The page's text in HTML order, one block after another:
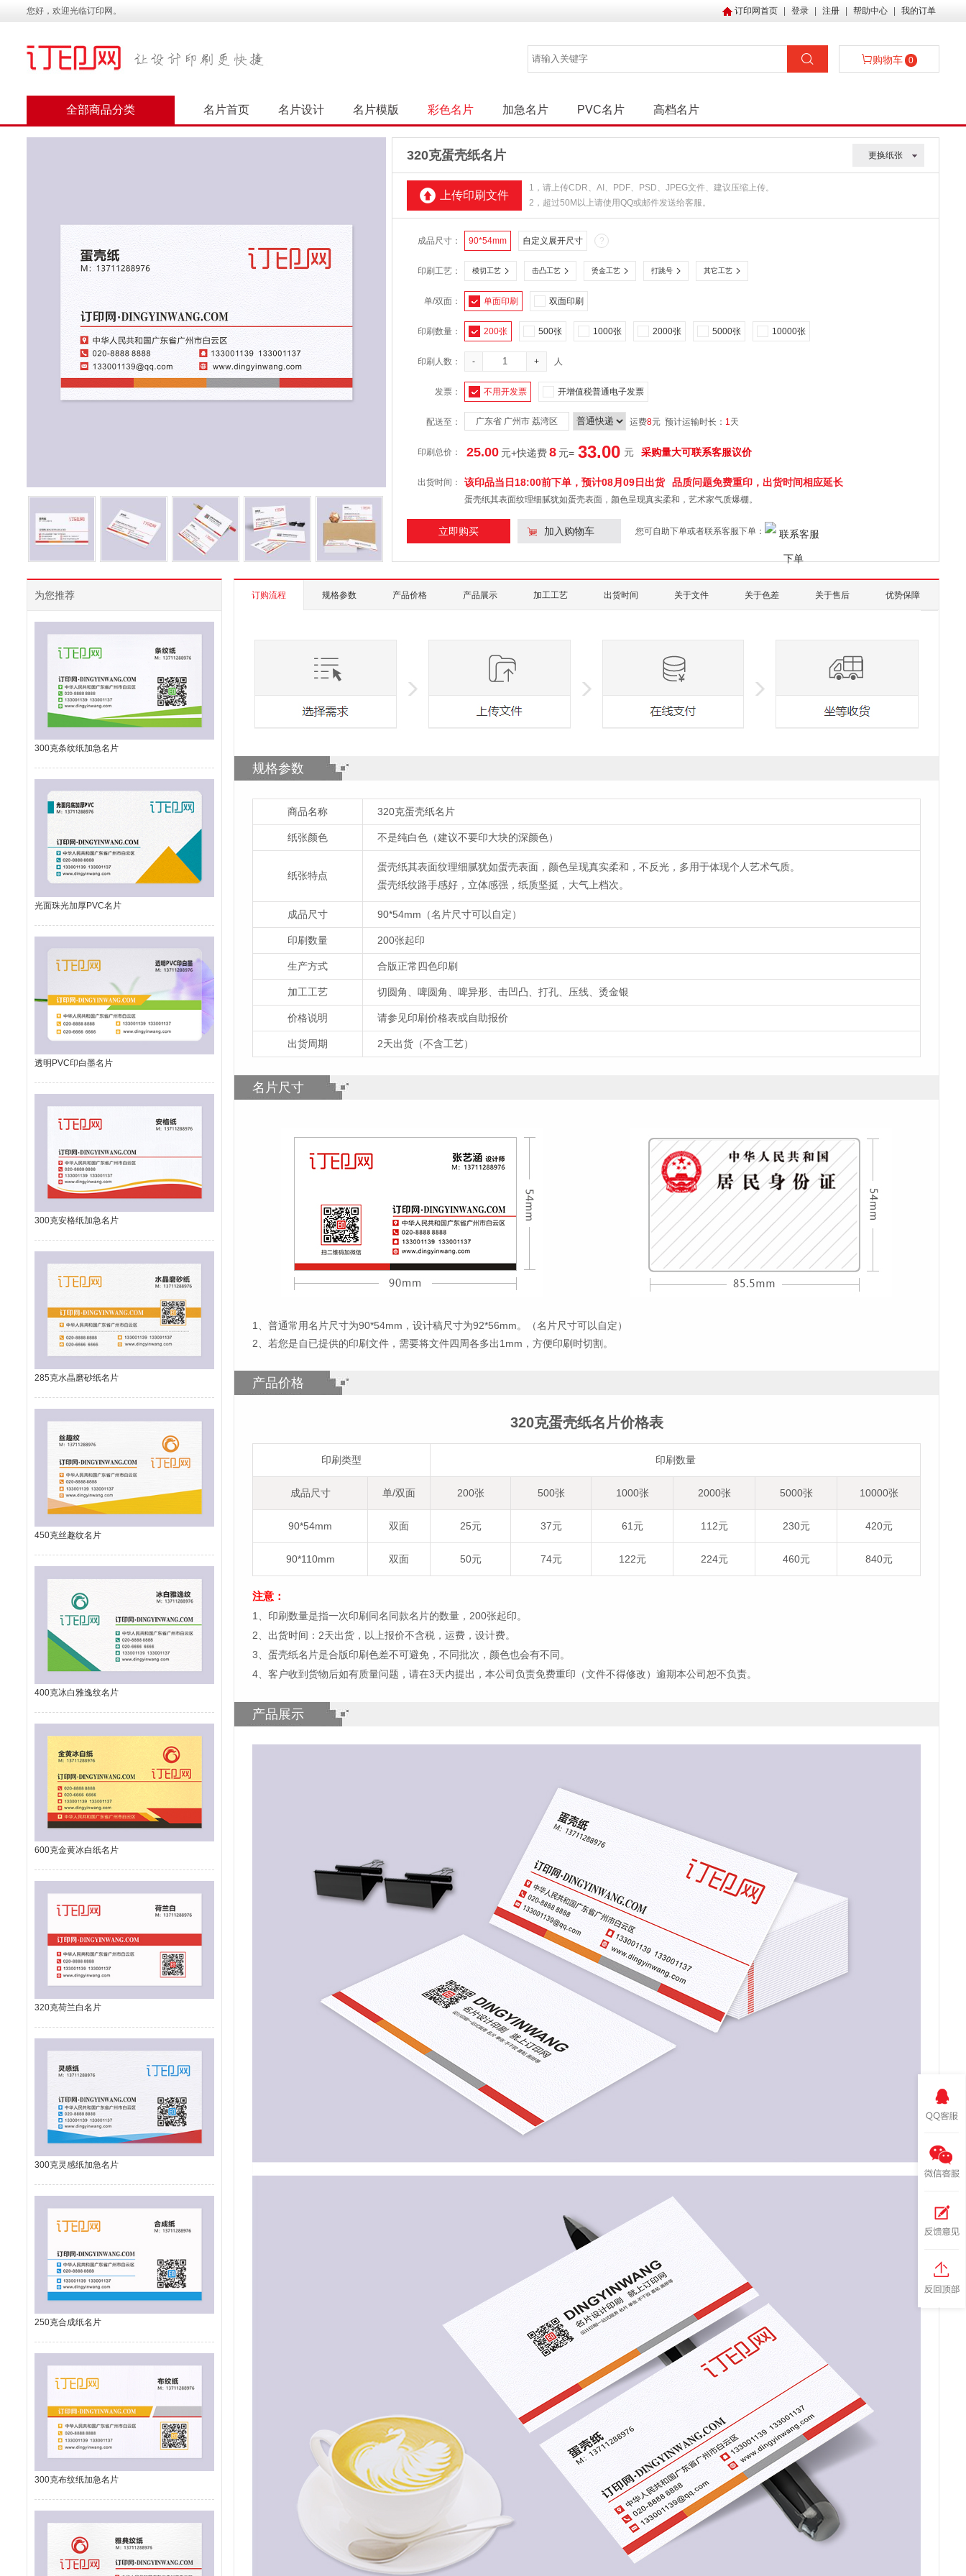
您好，欢迎光临订印网。 订印网首页 登录 注册 帮助中心 我的订单
购物车 0
全部商品分类 名片首页 名片设计 名片模版 彩色名片 加急名片 PVC名片 高档名片
320克蛋壳纸名片 更换纸张
上传印刷文件
1，请上传CDR、AI、PDF、PSD、JPEG文件、建议压缩上传。
2，超过50M以上请使用QQ或邮件发送给客服。
成品尺寸： 90*54mm 自定义展开尺寸 ?
印刷工艺： 模切工艺 击凸工艺 烫金工艺 打跳号 其它工艺
单/双面： 单面印刷 双面印刷
印刷数量： 200张 500张 1000张 2000张 5000张 10000张
印刷人数： - + 人
发票： 不用开发票 开增值税普通电子发票
配送至： 广东省 广州市 荔湾区 运费8元 预计运输时长： 1天
印刷总价： 25.00 元+快递费8 元= 33.00 元 采购量大可联系客服议价
出货时间： 该印品当日18:00前下单，预计08月09日 出货 品质问题免费重印，出货时间相应延长
蛋壳纸其表面纹理细腻犹如蛋壳表面，颜色呈现真实柔和，艺术家气质爆棚。
立即购买 加入购物车 您可自助下单或者联系客服下单：
为您推荐
300克条纹纸加急名片
光面珠光加厚PVC名片
透明PVC印白墨名片
300克安格纸加急名片
285克水晶磨砂纸名片
450克丝趣纹名片
400克冰白雅逸纹名片
600克金黄冰白纸名片
320克荷兰白名片
300克灵感纸加急名片
250克合成纸名片
300克布纹纸加急名片
订购流程 规格参数 产品价格 产品展示 加工工艺 出货时间 关于文件 关于色差 关于售后 优势保障
规格参数
商品名称 320克蛋壳纸名片
纸张颜色 不是纯白色（建议不要印大块的深颜色）
纸张特点
蛋壳纸其表面纹理细腻犹如蛋壳表面，颜色呈现真实柔和，不反光，多用于体现个人艺术气质。
蛋壳纸纹路手感好，立体感强，纸质坚挺，大气上档次。
成品尺寸 90*54mm（名片尺寸可以自定）
印刷数量 200张起印
生产方式 合版正常四色印刷
加工工艺 切圆角、啤圆角、啤异形、击凹凸、打孔、压线、烫金银
价格说明 请参见印刷价格表或自助报价
出货周期 2天出货（不含工艺）
名片尺寸
1
普通常用名片尺寸为90*54mm，设计稿尺寸为92*56mm。（名片尺寸可以自定）
2、若您是自已提供的印刷文件，需要将文件四周各多出1mm，方便印刷时切割。
产品价格
320克蛋壳纸名片价格表
印刷类型 印刷数量
成品尺寸 单/双面 200张 500张 1000张 2000张 5000张 10000张
90*54mm 双面 25元 37元 61元 112元 230元 420元
90*110mm 双面 50元 74元 122元 224元 460元 840元
注意：
1、印刷数量是指一次印刷同名同款名片的数量，200张起印。
2、出货时间：2天出货，以上报价不含税，运费，设计费。
3、蛋壳纸名片是合版印刷色差不可避免，不同批次，颜色也会有不同。
4、客户收到货物后如有质量问题，请在3天内提出，本公司负责免费重印（文件不得修改）逾期本公司恕不负责。
产品展示